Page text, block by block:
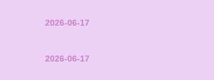
2026-06-17
2026-06-17